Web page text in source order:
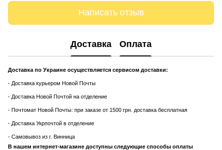
Написать отзыв
Доставка Оплата
Доставка по Украине осуществляется сервисом доставки:
- Доставка курьером Новой Почты
- Доставка Новой Почтой на отделение
- Почтомат Новой Почты: при заказе от 1500 грн. доставка бесплатная
- Доставка Укрпочтой в отделение
- Самовывоз из г. Винница
В нашем интернет-магазине доступны следующие способы оплаты